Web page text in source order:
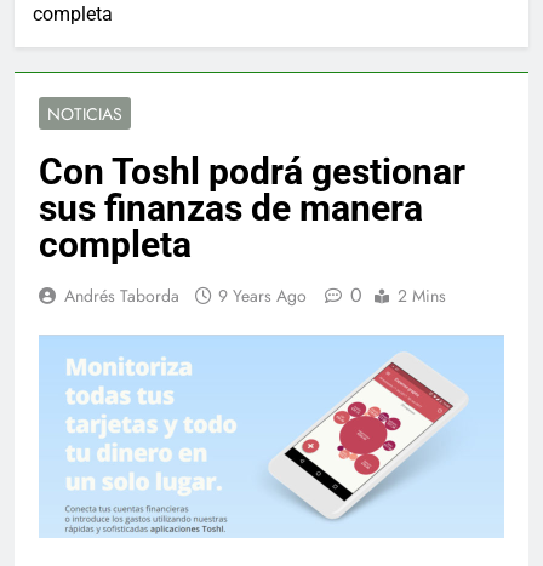
completa
NOTICIAS
Con Toshl podrá gestionar
sus finanzas de manera
completa
Andrés Taborda 9 Years Ago 0 2 Mins